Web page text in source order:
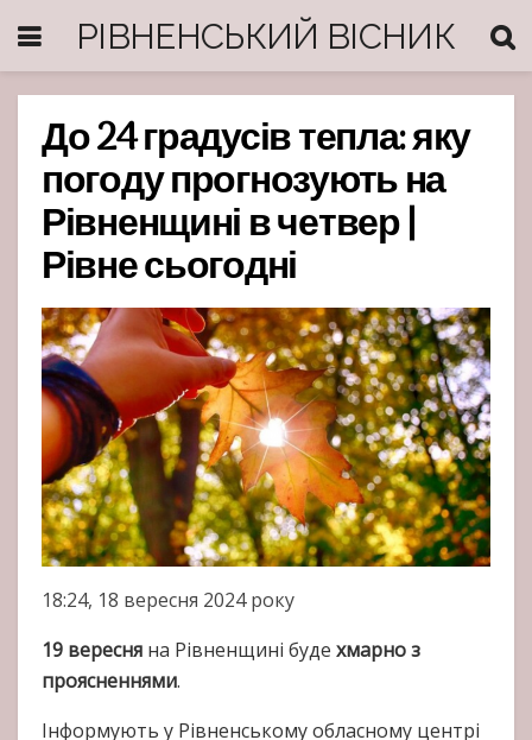
РІВНЕНСЬКИЙ ВІСНИК
До 24 градусів тепла: яку
погоду прогнозують на
Рівненщині в четвер |
Рівне сьогодні
18:24, 18 вересня 2024 року
19 вересня на Рівненщині буде хмарно з
проясненнями.
Інформують у Рівненському обласному центрі